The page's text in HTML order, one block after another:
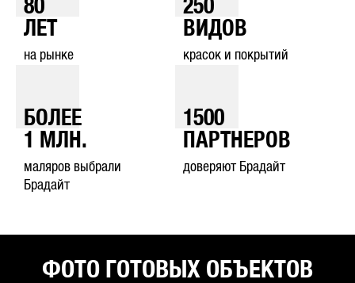
80
ЛЕТ
на рынке
250
ВИДОВ
красок и покрытий
БОЛЕЕ
1
МЛН.
маляров выбрали
Брадайт
1500
ПАРТНЕРОВ
доверяют Брадайт
ФОТО ГОТОВЫХ ОБЪЕКТОВ